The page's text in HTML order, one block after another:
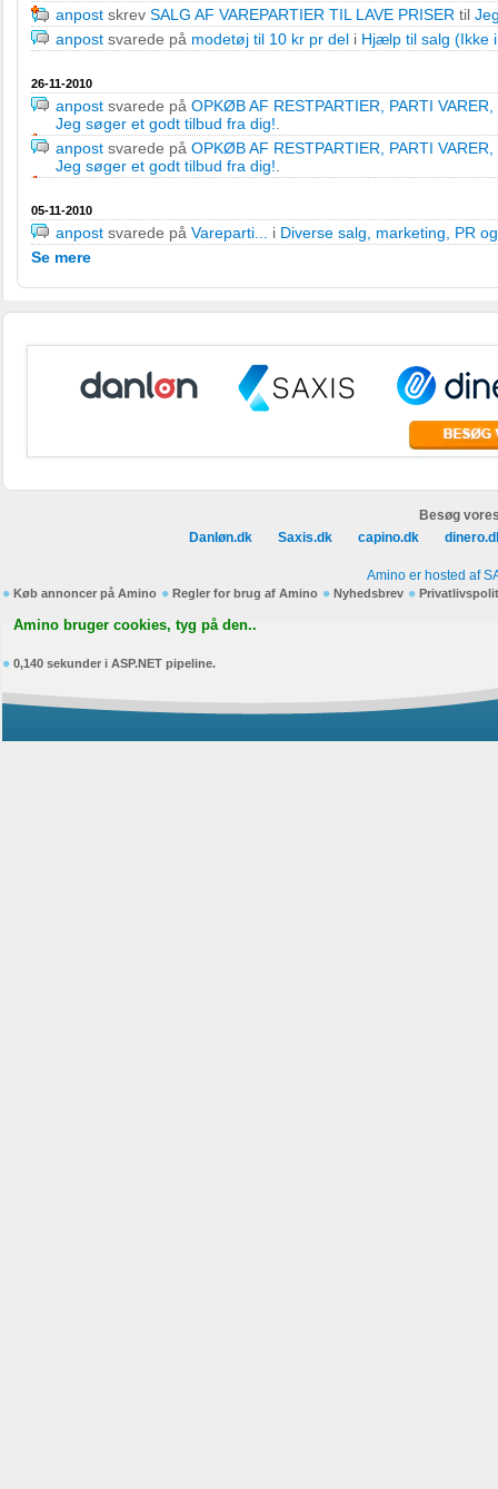
anpost skrev SALG AF VAREPARTIER TIL LAVE PRISER til
anpost svarede på modetøj til 10 kr pr del i Hjælp til salg (Ikke
26-11-2010
anpost svarede på OPKØB AF RESTPARTIER, PARTI
Jeg søger et godt tilbud fra dig!
anpost svarede på OPKØB AF RESTPARTIER, PARTI
Jeg søger et godt tilbud fra dig!
05-11-2010
anpost svarede på Vareparti... i Diverse salg, marketing, PR
Se mere
Besøg
Danløn.dk
Saxis.dk capino.dk
Amino er hosted af
Køb annoncer på Amino Regler for brug af Amino Nyhedsbrev
Amino bruger cookies, tyg på den..
0,140 sekunder i ASP.NET pipeline.